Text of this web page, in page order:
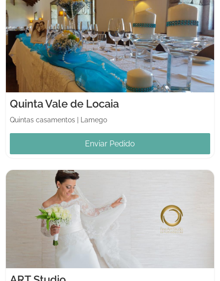
Quinta Vale de Locaia
Quintas casamentos Lamego
Enviar Pedido